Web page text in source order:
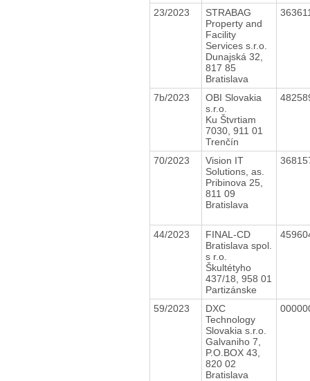
23/2023
STRABAG
Property and
Facility
Services s.r.o.
Dunajská 32,
817 85
Bratislava
7b/2023
OBI Slovakia
s.r.o.
Ku Štvrtiam
7030, 911 01
Trenčín
70/2023
Vision IT
Solutions, as.
Pribinova 25,
811 09
Bratislava
44/2023
FINAL-CD
Bratislava spol.
s r.o.
Škultétyho
437/18, 958 01
Partizánske
59/2023
DXC
Technology
Slovakia s.r.o.
Galvaniho 7,
P.O.BOX 43,
820 02
Bratislava